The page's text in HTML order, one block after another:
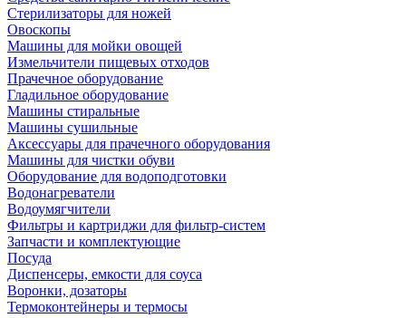
Стерилизаторы для ножей
Овоскопы
Машины для мойки овощей
Измельчители пищевых отходов
Прачечное оборудование
Гладильное оборудование
Машины стиральные
Машины сушильные
Аксессуары для прачечного оборудования
Машины для чистки обуви
Оборудование для водоподготовки
Водонагреватели
Водоумягчители
Фильтры и картриджи для фильтр-систем
Запчасти и комплектующие
Посуда
Диспенсеры, емкости для соуса
Воронки, дозаторы
Термоконтейнеры и термосы